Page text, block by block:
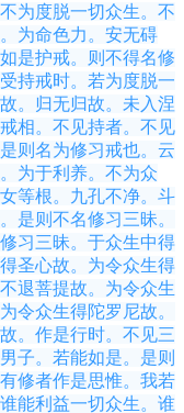
为度脱一切众生。不
为命色力。安无碍
是护戒。则不得名修
受持戒时。若为度脱一
。归无归故。未入涅
相。不见持者。不见
则名为修习戒也。云
为于利养。不为众
等根。九孔不净。斗
是则不名修习三昧。
习三昧。于众生中得
圣心故。为令众生得
退菩提故。为令众生
令众生得陀罗尼故。
。作是行时。不见三
子。若能如是。是则
修者作是思惟。我若
能利益一切众生。谁